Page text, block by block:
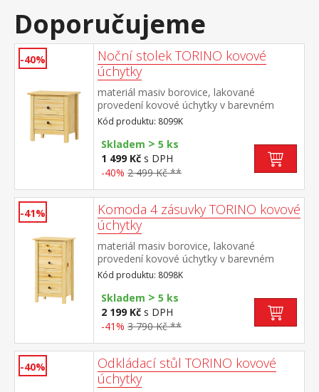
Doporučujeme
-40%
Noční stolek TORINO kovové
úchytky
materiál masiv borovice, lakované
provedení kovové úchytky v barevném
provedení černěná mosaz 2 zásuvky s
kovovými pojezdy
Kód produktu: 8099K
Skladem > 5 ks
1 499 Kč s DPH
-40% 2 499 Kč **
-41%
Komoda 4 zásuvky TORINO kovové
úchytky
materiál masiv borovice, lakované
provedení kovové úchytky v barevném
provedení černěná mosaz 4 zásuvky s
kovovými pojezdy
Kód produktu: 8098K
Skladem > 5 ks
2 199 Kč s DPH
-41% 3 790 Kč **
-40%
Odkládací stůl TORINO kovové
úchytky